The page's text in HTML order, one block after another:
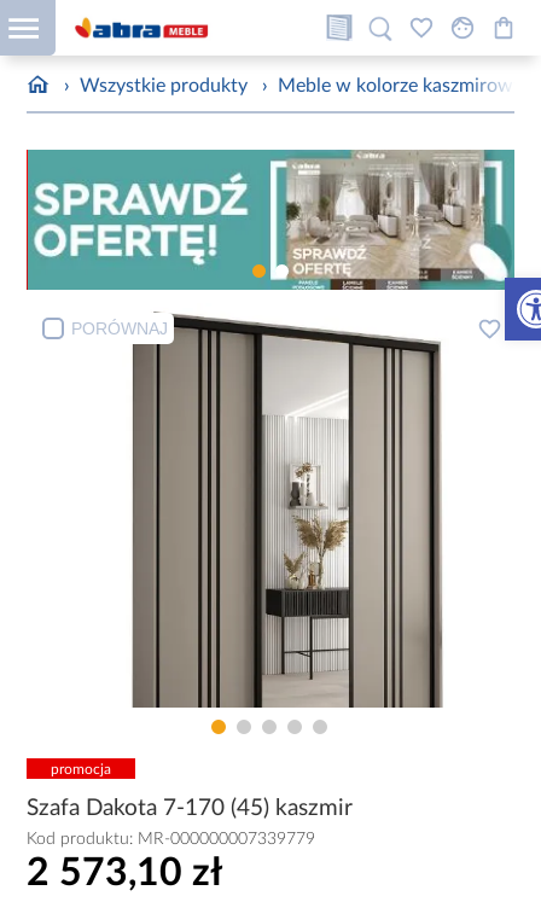
› Wszystkie produkty › Meble w kolorze kaszmirowym
PORÓWNAJ
promocja
Szafa Dakota 7-170 (45) kaszmir
Kod produktu: MR-000000007339779
2 573,10 zł